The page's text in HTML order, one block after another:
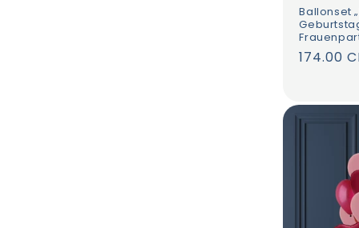
Ballonset
174.00